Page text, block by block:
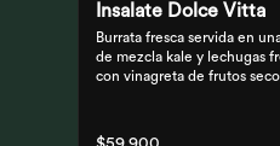
Insalate Dolce Vitta
Burrata fresca servida en
de mezcla kale y lechugas
con vinagreta de frutos
secos, finalizada con